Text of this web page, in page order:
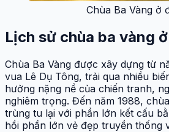
Chùa Ba Vàng ở
Lịch sử chùa ba vàng
Chùa Ba Vàng được xây dựng từ
vua Lê Dụ Tông, trải qua nhiều
hưởng nặng nề của chiến tranh,
nghiêm trọng. Đến năm 1988,
trùng tu lại với phần lớn kết cấu
hồi phần lớn vẻ đẹp truyền thống